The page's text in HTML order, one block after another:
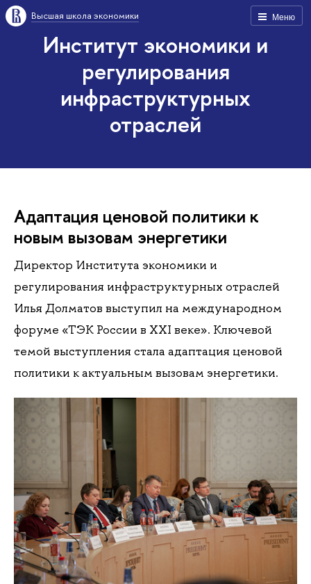
Меню
Высшая школа экономики
Институт экономики и
регулирования
инфраструктурных
отраслей
Адаптация ценовой политики к
новым вызовам энергетики
Директор Института экономики и
регулирования инфраструктурных отраслей
Илья Долматов выступил на международном
форуме «ТЭК России в XXI веке». Ключевой
темой выступления стала адаптация ценовой
политики к актуальным вызовам энергетики.